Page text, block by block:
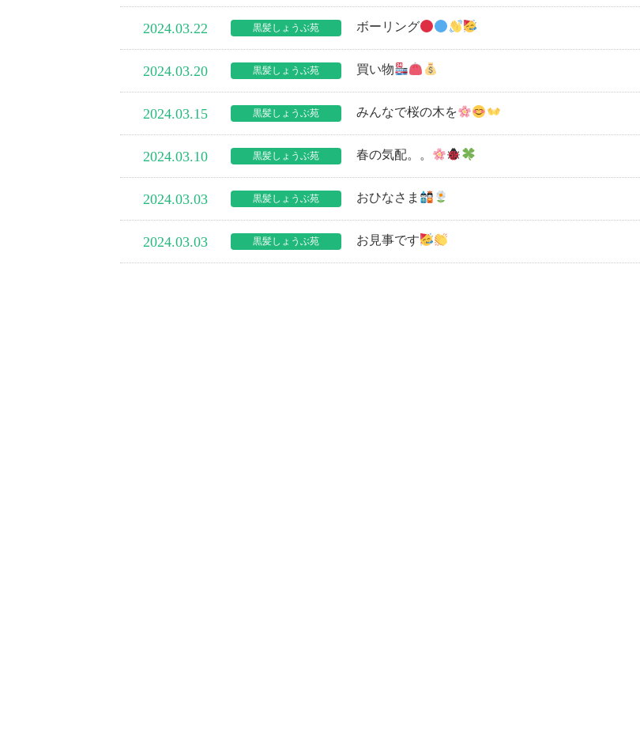
2024.03.22 黒髪しょうぶ苑 ボーリング
2024.03.20 黒髪しょうぶ苑 買い物
2024.03.15 黒髪しょうぶ苑 みんなで桜の木を
2024.03.10 黒髪しょうぶ苑 春の気配。。
2024.03.03 黒髪しょうぶ苑 おひなさま
2024.03.03 黒髪しょうぶ苑 お見事です